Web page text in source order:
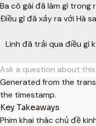
Ba cô gái đã làm gì trong
Điều gì đã xảy ra với Hà
Linh đã trải qua điều gì
Generated from the
the timestamp.
Key Takeaways
Phim khai thác chủ đề